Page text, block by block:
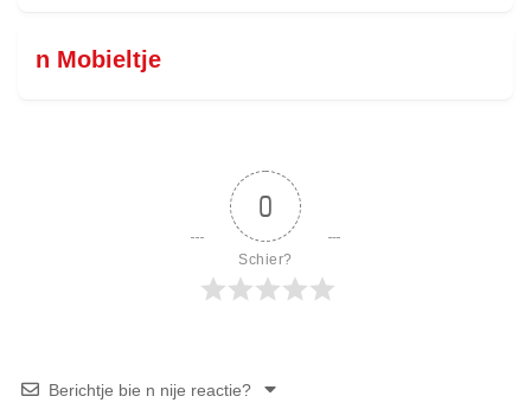
n Mobieltje
0
Schier?
Berichtje bie n nije reactie?